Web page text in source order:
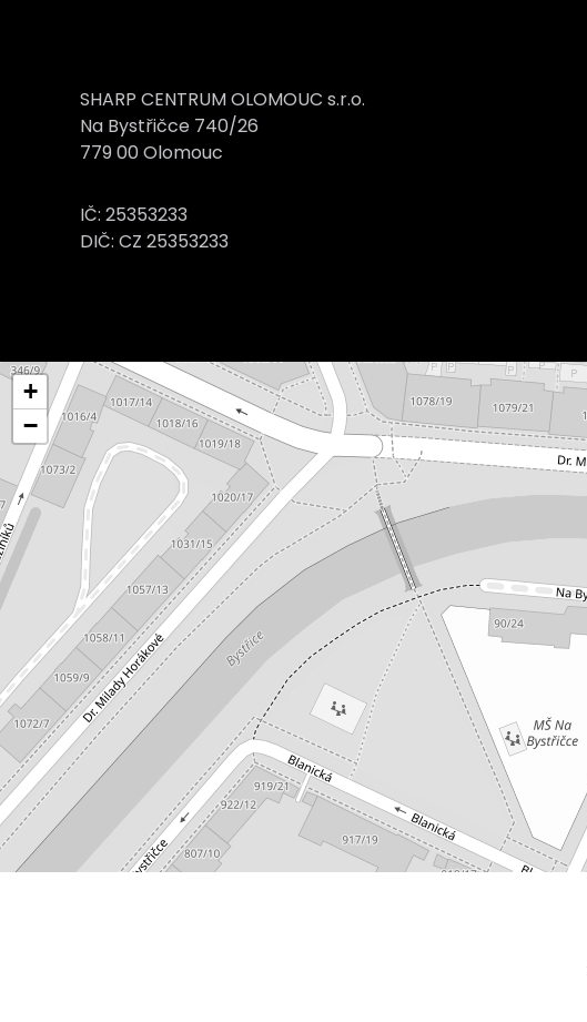
SHARP CENTRUM OLOMOUC s.r.o.
Na Bystřičce 740/26
779 00 Olomouc
IČ: 25353233
DIČ: CZ 25353233
+
−